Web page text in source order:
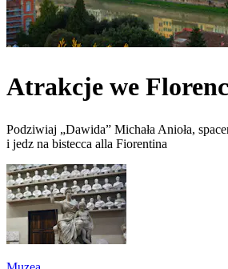
Atrakcje we
Podziwiaj „Dawida” Michała Anioła,
i jedz na bistecca alla Fiorentina